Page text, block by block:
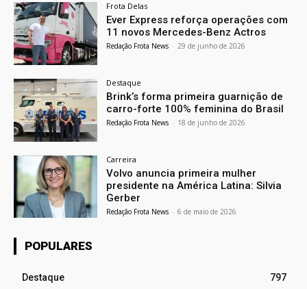
Frota Delas
Ever Express reforça operações com
11 novos Mercedes-Benz Actros
Redação Frota News - 29 de junho de 2026
Destaque
Brink’s forma primeira guarnição de
carro-forte 100% feminina do Brasil
Redação Frota News - 18 de junho de 2026
Carreira
Volvo anuncia primeira mulher
presidente na América Latina: Silvia
Gerber
Redação Frota News - 6 de maio de 2026
POPULARES
Destaque
797